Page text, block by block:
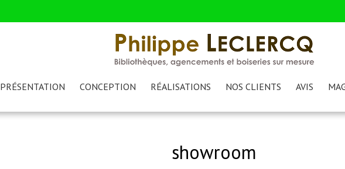
PRÉSENTATION CONCEPTION RÉALISATIONS NOS CLIENTS AVIS
showroom